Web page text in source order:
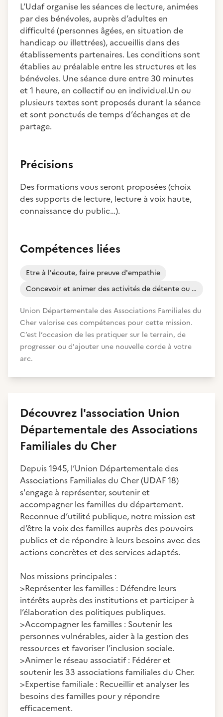
L’Udaf organise les séances de lecture, animées
par des bénévoles, auprès d’adultes en
difficulté (personnes âgées, en situation de
handicap ou illettrées), accueillis dans des
établissements partenaires. Les conditions sont
établies au préalable entre les structures et les
bénévoles. Une séance dure entre 30 minutes
et 1 heure, en collectif ou en individuel.Un ou
plusieurs textes sont proposés durant la séance
et sont ponctués de temps d’échanges et de
partage.
Précisions
Des formations vous seront proposées (choix
des supports de lecture, lecture à voix haute,
connaissance du public…).
Compétences liées
Etre à l'écoute, faire preuve d'empathie
Concevoir et animer des activités de détente ou de loisirs
Union Départementale des Associations Familiales du
Cher valorise ces compétences pour cette mission.
C’est l’occasion de les pratiquer sur le terrain, de
progresser ou d'ajouter une nouvelle corde à votre
arc.
Découvrez l'association Union
Départementale des Associations
Familiales du Cher
Depuis 1945, l’Union Départementale des
Associations Familiales du Cher (UDAF 18)
s'engage à représenter, soutenir et
accompagner les familles du département.
Reconnue d’utilité publique, notre mission est
d’être la voix des familles auprès des pouvoirs
publics et de répondre à leurs besoins avec des
actions concrètes et des services adaptés.
Nos missions principales :
>Représenter les familles : Défendre leurs
intérêts auprès des institutions et participer à
l’élaboration des politiques publiques.
>Accompagner les familles : Soutenir les
personnes vulnérables, aider à la gestion des
ressources et favoriser l’inclusion sociale.
>Animer le réseau associatif : Fédérer et
soutenir les 33 associations familiales du Cher.
>Expertise familiale : Recueillir et analyser les
besoins des familles pour y répondre
efficacement.